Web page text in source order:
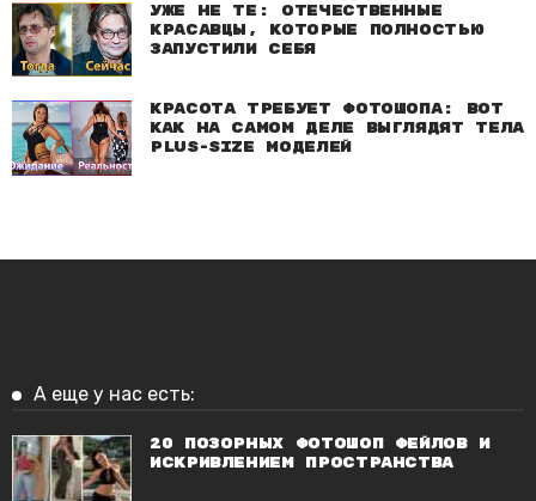
Уже не те: Отечественные
красавцы, которые полностью
запустили себя
Красота требует фотошопа: Вот
как на самом деле выглядят тела
plus-size моделей
А еще у нас есть:
20 позорных фотошоп фейлов и
искривлением пространства